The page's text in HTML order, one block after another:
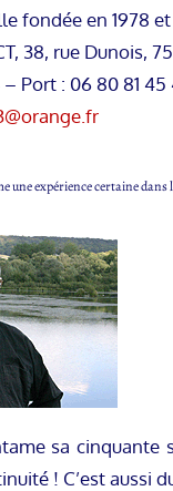
fondée en 1978 et
38, rue Dunois,
Port : 06 80 81 45
une expérience certaine dans
sa
! C’est aussi